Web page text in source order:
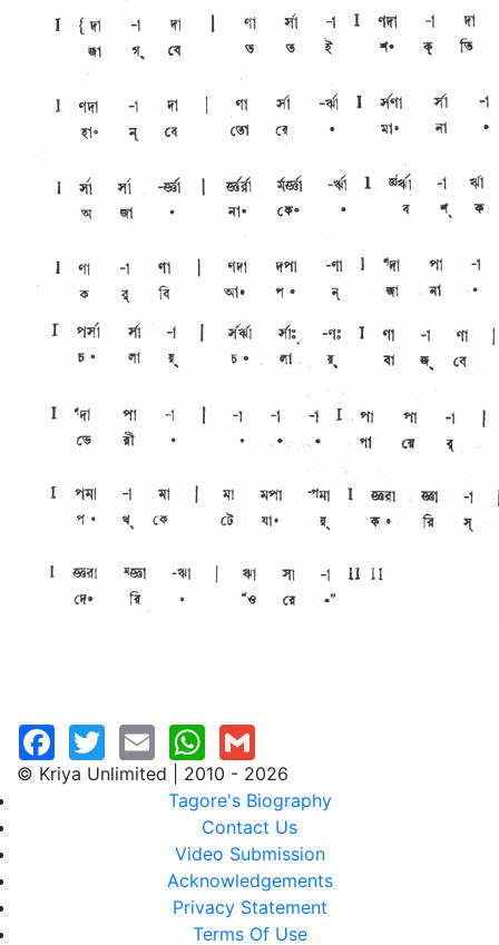
© Kriya Unlimited | 2010 - 2026
Tagore's Biography
Contact Us
Video Submission
Acknowledgements
Privacy Statement
Terms Of Use